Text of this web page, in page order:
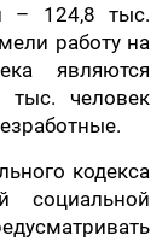
– 124,8 тыс.
работу на
являются
тыс. человек
кодекса
социальной